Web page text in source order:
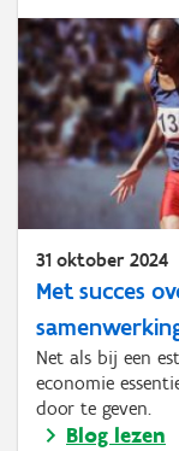
31 oktober 2024
Met succes
Net als bij een
economie
door te geven.
Blog lezen